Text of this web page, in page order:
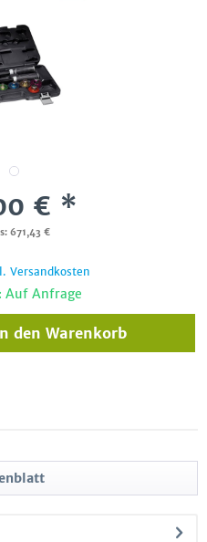
€ *
671,43 €
Versandkosten
Auf Anfrage
den Warenkorb